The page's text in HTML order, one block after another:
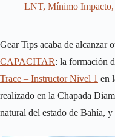
LNT, Mínimo Impacto,
Gear Tips acaba de alcanzar
CAPACITAR: la formación
Trace – Instructor Nivel 1 en
realizado en la Chapada
natural del estado de Bahía,